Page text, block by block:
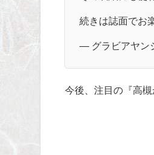
続きは誌面でお
— グラビアヤン
今後、注目の『高